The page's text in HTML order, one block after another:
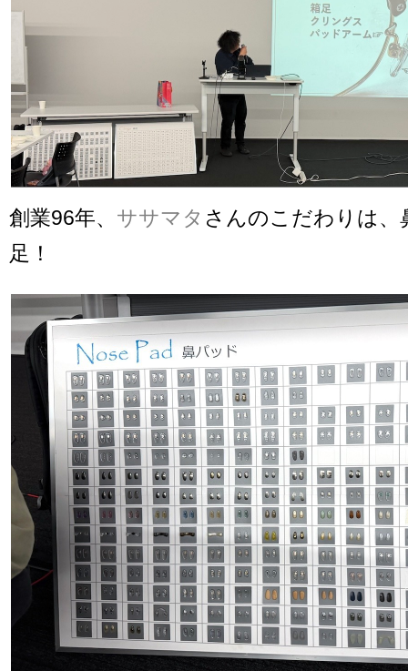
創業96年、 ササマタ さんのこだわりは、
足！